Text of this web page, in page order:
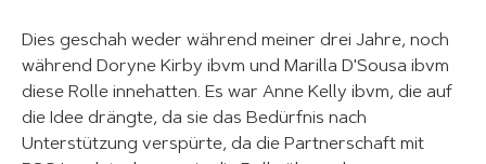
Dies geschah weder während meiner drei Jahre, noch
während Doryne Kirby ibvm und Marilla D'Sousa ibvm
diese Rolle innehatten. Es war Anne Kelly ibvm, die auf
die Idee drängte, da sie das Bedürfnis nach
Unterstützung verspürte, da die Partnerschaft mit